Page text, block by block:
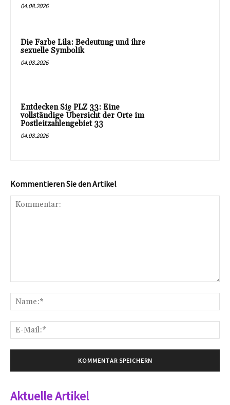
04.08.2026
Die Farbe Lila: Bedeutung und ihre
sexuelle Symbolik
04.08.2026
Entdecken Sie PLZ 33: Eine
vollständige Übersicht der Orte im
Postleitzahlengebiet 33
04.08.2026
Kommentieren Sie den Artikel
Aktuelle Artikel